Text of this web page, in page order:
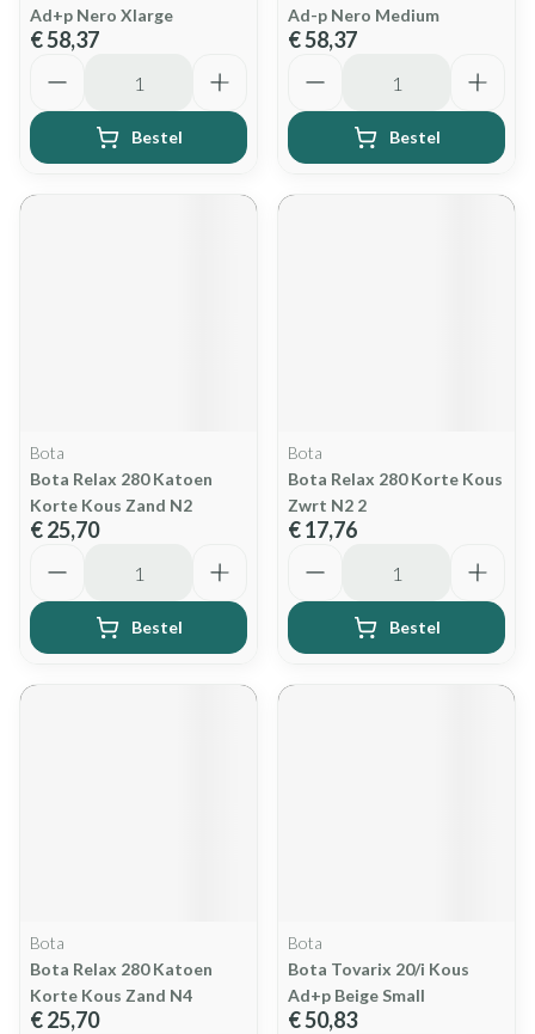
Ad+p Nero Xlarge
€ 58,37
Bestel
Ad-p Nero Medium
€ 58,37
Bestel
Bota
Bota Relax 280 Katoen
Korte Kous Zand N2
€ 25,70
Bestel
Bota
Bota Relax 280 Korte Kous
Zwrt N2 2
€ 17,76
Bestel
Bota
Bota Relax 280 Katoen
Korte Kous Zand N4
€ 25,70
Bota
Bota Tovarix 20/i Kous
Ad+p Beige Small
€ 50,83